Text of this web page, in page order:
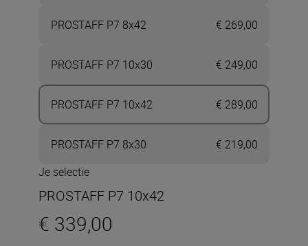
PROSTAFF P7 8x42 € 269,00
PROSTAFF P7 10x30 € 249,00
PROSTAFF P7 10x42 € 289,00
PROSTAFF P7 8x30
€ 219,00
Je selectie
PROSTAFF P7 10x42
€ 339,00